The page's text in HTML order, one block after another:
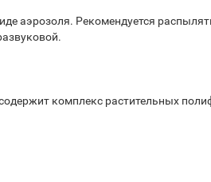
аэрозоля. Рекомендуется
комплекс растительных